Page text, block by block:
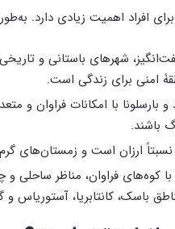
افراد اهمیت زیادی دارد.
شهرهای باستانی و
امنی برای زندگی است.
بارسلونا با امکانات فراوان و
باشند.
ارزان است و زمستان‌های
با کوه‌های فراوان، مناظر
باسک، کانتابریا، آستوریاس و